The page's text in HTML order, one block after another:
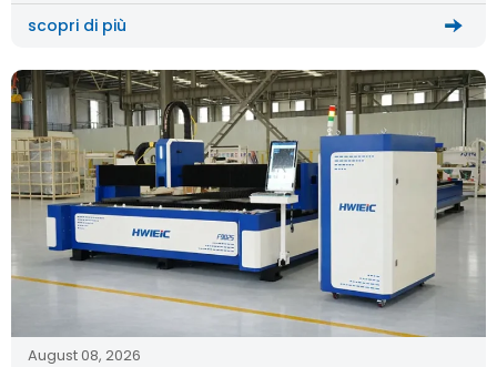
scopri di più
August 08, 2026